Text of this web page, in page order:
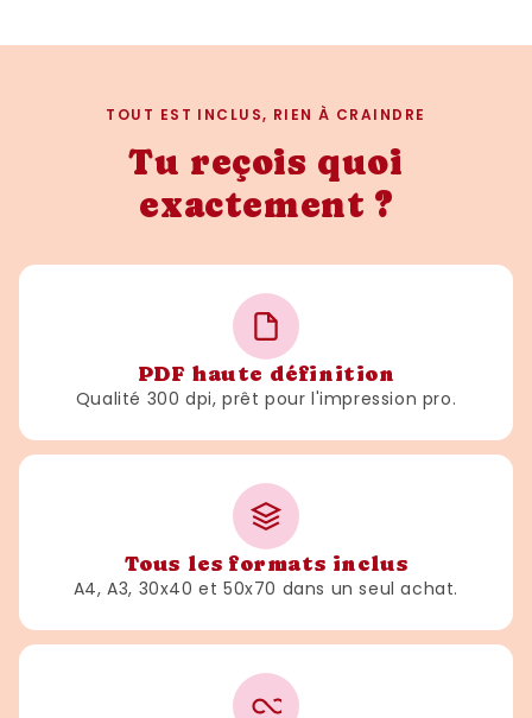
TOUT EST INCLUS, RIEN À CRAINDRE
Tu reçois quoi
exactement ?
PDF haute définition
Qualité 300 dpi, prêt pour l'impression pro.
Tous les formats inclus
A4, A3, 30x40 et 50x70 dans un seul achat.